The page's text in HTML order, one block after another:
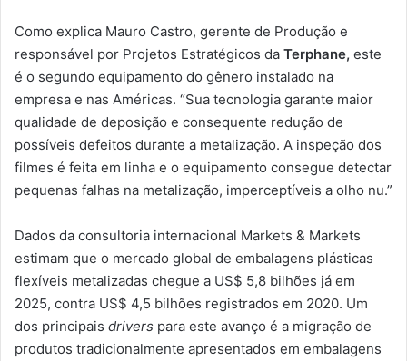
Como explica Mauro Castro, gerente de Produção e
responsável por Projetos Estratégicos da Terphane, este
é o segundo equipamento do gênero instalado na
empresa e nas Américas. “Sua tecnologia garante maior
qualidade de deposição e consequente redução de
possíveis defeitos durante a metalização. A inspeção dos
filmes é feita em linha e o equipamento consegue detectar
pequenas falhas na metalização, imperceptíveis a olho nu.”
Dados da consultoria internacional Markets & Markets
estimam que o mercado global de embalagens plásticas
flexíveis metalizadas chegue a US$ 5,8 bilhões já em
2025, contra US$ 4,5 bilhões registrados em 2020. Um
dos principais drivers para este avanço é a migração de
produtos tradicionalmente apresentados em embalagens